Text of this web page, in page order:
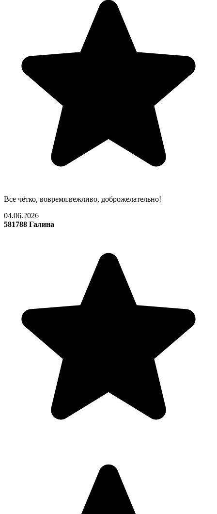
Все чётко, вовремя.вежливо, доброжелательно!
04.06.2026
581788 Галина